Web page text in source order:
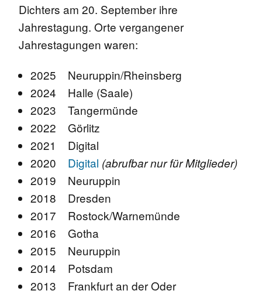
Dichters am 20. September ihre
Jahrestagung. Orte vergangener
Jahrestagungen waren:
2025 Neuruppin/Rheinsberg
2024 Halle (Saale)
2023 Tangermünde
2022 Görlitz
2021 Digital
2020 Digital (abrufbar nur für Mitglieder)
2019 Neuruppin
2018 Dresden
2017 Rostock/Warnemünde
2016 Gotha
2015 Neuruppin
2014 Potsdam
2013 Frankfurt an der Oder